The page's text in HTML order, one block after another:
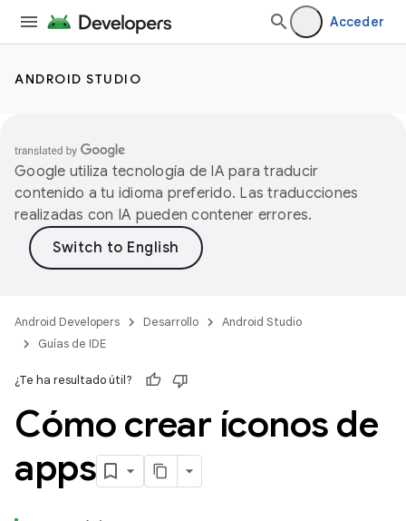
Acceder
ANDROID STUDIO
Google utiliza tecnología de IA para traducir
contenido a tu idioma preferido. Las traducciones
realizadas con IA pueden contener errores.
Android Developers Desarrollo
Android Studio
Guías de IDE
¿Te ha resultado útil?
Cómo crear íconos de
apps